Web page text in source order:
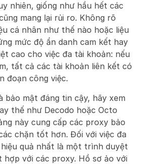
nhiên, giống như hầu hết các
mang lại rủi ro. Không rõ
cá nhân như thế nào hoặc liệu
mức độ ẩn danh cam kết hay
cao cho việc đa tài khoản: nếu
tất cả các tài khoản liên kết có
đoạn công việc.
bảo mật đáng tin cậy, hãy xem
thế như Decodo hoặc Octo
này cung cấp các proxy bảo
chặn tốt hơn. Đối với việc đa
quả nhất là một trình duyệt
với các proxy. Hồ sơ ảo với